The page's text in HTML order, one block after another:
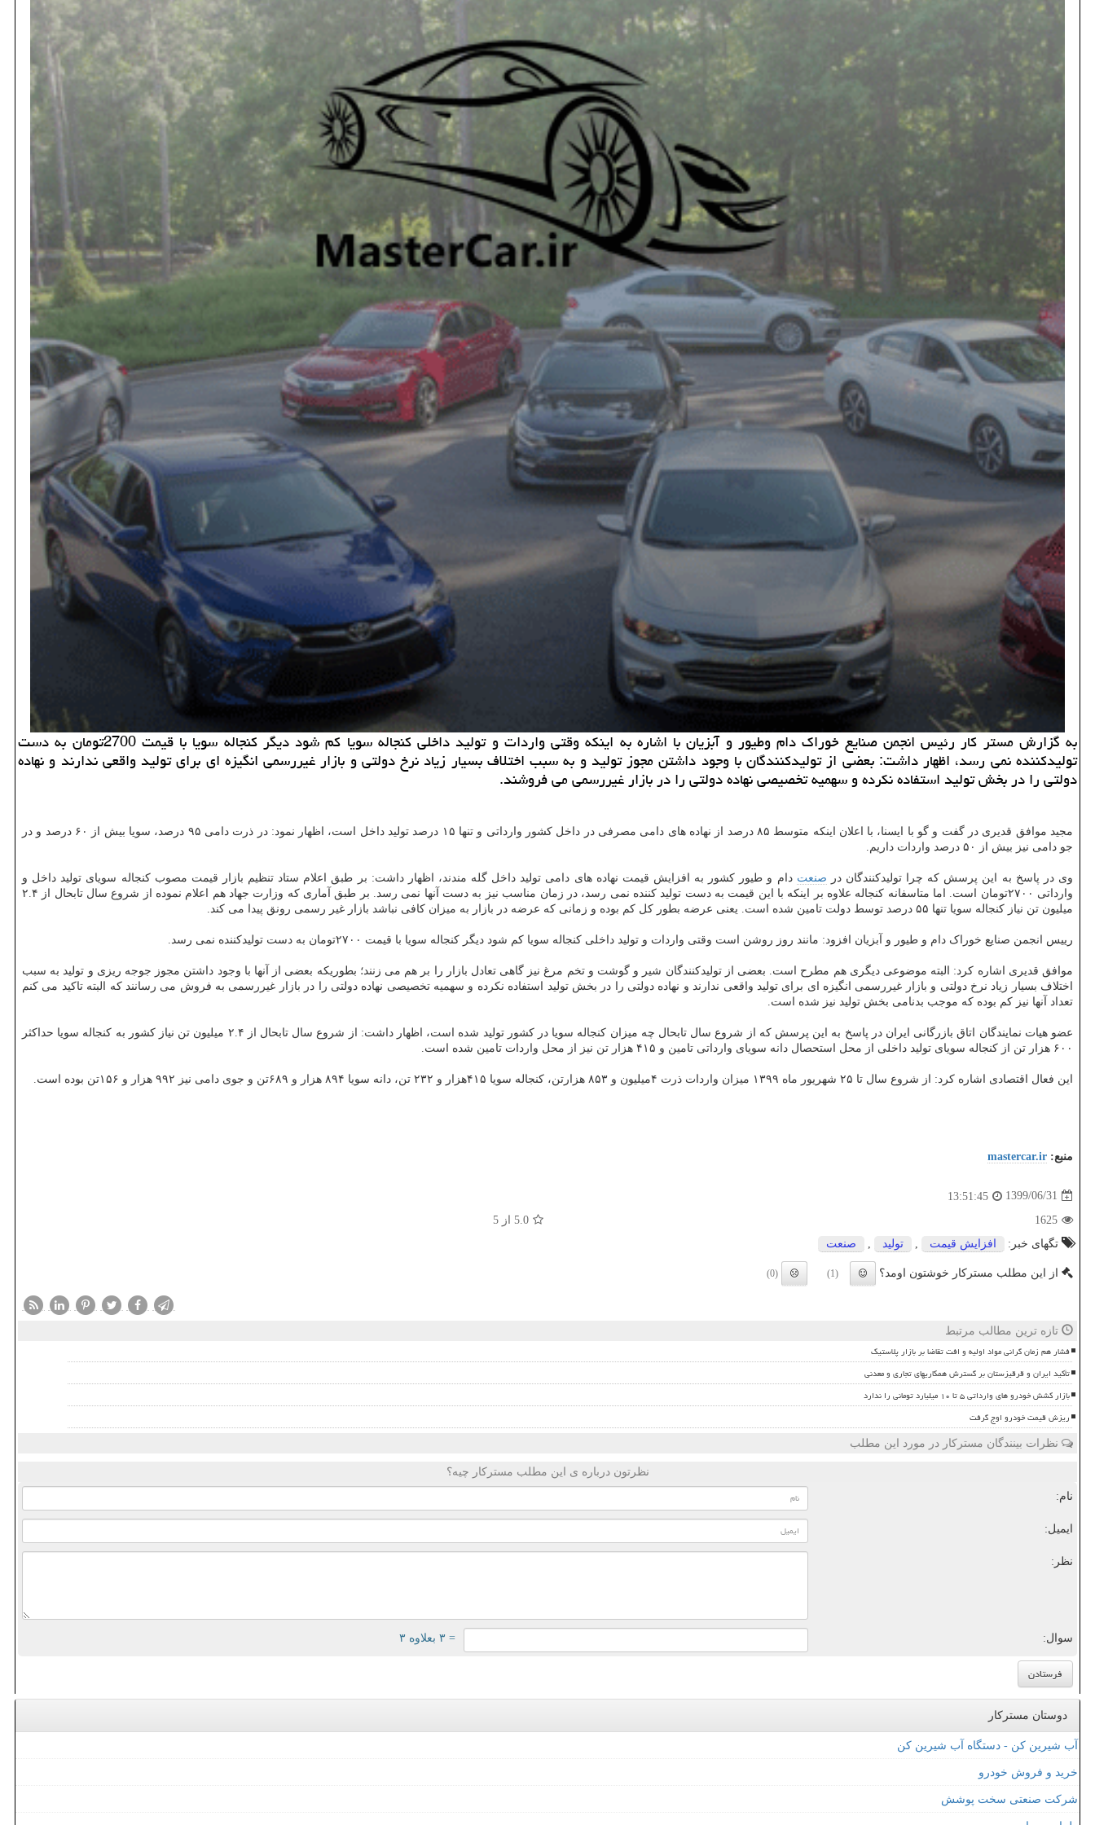
به گزارش مستر كار رئیس انجمن صنایع خوراك دام وطیور و آبزیان با اشاره به اینكه وقتی واردات و تولید داخلی كنجاله سویا كم شود دیگر كنجاله سویا با قیمت 2700تومان به دست
تولیدكننده نمی رسد، اظهار داشت: بعضی از تولیدكنندگان با وجود داشتن مجوز تولید و به سبب اختلاف بسیار زیاد نرخ دولتی و بازار غیررسمی انگیزه ای برای تولید واقعی ندارند و نهاده
دولتی را در بخش تولید استفاده نكرده و سهمیه تخصیصی نهاده دولتی را در بازار غیررسمی می فروشند.
مجید موافق قدیری در گفت و گو با ایسنا، با اعلان اینکه متوسط ۸۵ درصد از نهاده های دامی مصرفی در داخل کشور وارداتی و تنها ۱۵ درصد تولید داخل است، اظهار نمود: در ذرت دامی ۹۵ درصد، سویا بیش از ۶۰ درصد و در
جو دامی نیز بیش از ۵۰ درصد واردات داریم.
وی در پاسخ به این پرسش که چرا تولیدکنندگان در صنعت دام و طیور کشور به افزایش قیمت نهاده های دامی تولید داخل گله مندند، اظهار داشت: بر طبق اعلام ستاد تنظیم بازار قیمت مصوب کنجاله سویای تولید داخل و
وارداتی ۲۷۰۰تومان است. اما متاسفانه کنجاله علاوه بر اینکه با این قیمت به دست تولید کننده نمی رسد، در زمان مناسب نیز به دست آنها نمی رسد. بر طبق آماری که وزارت جهاد هم اعلام نموده از شروع سال تابحال از ۲.۴
میلیون تن نیاز کنجاله سویا تنها ۵۵ درصد توسط دولت تامین شده است. یعنی عرضه بطور کل کم بوده و زمانی که عرضه در بازار به میزان کافی نباشد بازار غیر رسمی رونق پیدا می کند.
رییس انجمن صنایع خوراک دام و طیور و آبزیان افزود: مانند روز روشن است وقتی واردات و تولید داخلی کنجاله سویا کم شود دیگر کنجاله سویا با قیمت ۲۷۰۰تومان به دست تولیدکننده نمی رسد.
موافق قدیری اشاره کرد: البته موضوعی دیگری هم مطرح است. بعضی از تولیدکنندگان شیر و گوشت و تخم مرغ نیز گاهی تعادل بازار را بر هم می زنند؛ بطوریکه بعضی از آنها با وجود داشتن مجوز جوجه ریزی و تولید به سبب
اختلاف بسیار زیاد نرخ دولتی و بازار غیررسمی انگیزه ای برای تولید واقعی ندارند و نهاده دولتی را در بخش تولید استفاده نکرده و سهمیه تخصیصی نهاده دولتی را در بازار غیررسمی به فروش می رسانند که البته تاکید می کنم
تعداد آنها نیز کم بوده که موجب بدنامی بخش تولید نیز شده است.
عضو هیات نمایندگان اتاق بازرگانی ایران در پاسخ به این پرسش که از شروع سال تابحال چه میزان کنجاله سویا در کشور تولید شده است، اظهار داشت: از شروع سال تابحال از ۲.۴ میلیون تن نیاز کشور به کنجاله سویا حداکثر
۶۰۰ هزار تن از کنجاله سویای تولید داخلی از محل استحصال دانه سویای وارداتی تامین و ۴۱۵ هزار تن نیز از محل واردات تامین شده است.
این فعال اقتصادی اشاره کرد: از شروع سال تا ۲۵ شهریور ماه ۱۳۹۹ میزان واردات ذرت ۴میلیون و ۸۵۳ هزارتن، کنجاله سویا ۴۱۵هزار و ۲۳۲ تن، دانه سویا ۸۹۴ هزار و ۶۸۹تن و جوی دامی نیز ۹۹۲ هزار و ۱۵۶تن بوده است.
منبع: mastercar.ir
1399/06/31
13:51:45
1625
5.0 از 5
تگهای خبر:
افزایش قیمت تولید صنعت
از این مطلب مسترکار خوشتون اومد؟ (1)
(0)
تازه ترین مطالب مرتبط
فشار هم زمان گرانی مواد اولیه و افت تقاضا بر بازار پلاستیک
تأکید ایران و قرقیزستان بر گسترش همکاریهای تجاری و معدنی
بازار کشش خودرو های وارداتی ۵ تا ۱۰ میلیارد تومانی را ندارد
ریزش قیمت خودرو اوج گرفت
نظرات بینندگان مسترکار در مورد این مطلب
نظرتون درباره ی این مطلب مسترکار چیه؟
نام:
ایمیل:
نظر:
سوال: = ۳ بعلاوه ۳
دوستان مسترکار
آب شیرین کن - دستگاه آب شیرین کن
خرید و فروش خودرو
شرکت صنعتی سخت پوشش